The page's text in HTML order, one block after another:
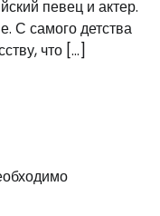
певец и актер.
С самого детства
что […]